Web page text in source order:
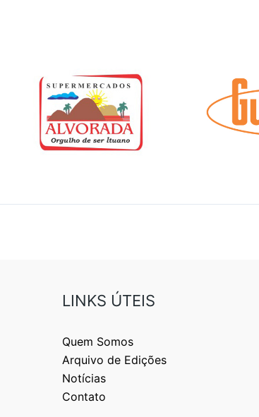
LINKS ÚTEIS
Quem Somos
Arquivo de Edições
Notícias
Contato